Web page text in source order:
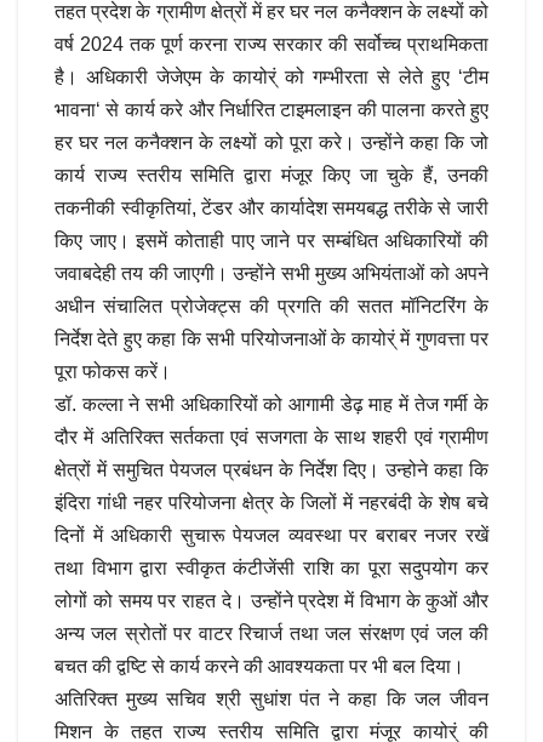
तहत प्रदेश के ग्रामीण क्षेत्रों में हर घर नल कनैक्शन के लक्ष्यों को
वर्ष 2024 तक पूर्ण करना राज्य सरकार की सर्वोच्च प्राथमिकता
है। अधिकारी जेजेएम के कायोर्ं को गम्भीरता से लेते हुए ‘टीम
भावना‘ से कार्य करे और निर्धारित टाइमलाइन की पालना करते हुए
हर घर नल कनैक्शन के लक्ष्यों को पूरा करे। उन्होंने कहा कि जो
कार्य राज्य स्तरीय समिति द्वारा मंजूर किए जा चुके हैं, उनकी
तकनीकी स्वीकृतियां, टेंडर और कार्यादेश समयबद्ध तरीके से जारी
किए जाए। इसमें कोताही पाए जाने पर सम्बंधित अधिकारियों की
जवाबदेही तय की जाएगी। उन्होंने सभी मुख्य अभियंताओं को अपने
अधीन संचालित प्रोजेक्ट्स की प्रगति की सतत मॉनिटरिंग के
निर्देश देते हुए कहा कि सभी परियोजनाओं के कायोर्ं में गुणवत्ता पर
पूरा फोकस करें।
डॉ. कल्ला ने सभी अधिकारियों को आगामी डेढ़ माह में तेज गर्मी के
दौर में अतिरिक्त सर्तकता एवं सजगता के साथ शहरी एवं ग्रामीण
क्षेत्रों में समुचित पेयजल प्रबंधन के निर्देश दिए। उन्होने कहा कि
इंदिरा गांधी नहर परियोजना क्षेत्र के जिलों में नहरबंदी के शेष बचे
दिनों में अधिकारी सुचारू पेयजल व्यवस्था पर बराबर नजर रखें
तथा विभाग द्वारा स्वीकृत कंटीजेंसी राशि का पूरा सदुपयोग कर
लोगों को समय पर राहत दे। उन्होंने प्रदेश में विभाग के कुओं और
अन्य जल स्रोतों पर वाटर रिचार्ज तथा जल संरक्षण एवं जल की
बचत की द्वष्टि से कार्य करने की आवश्यकता पर भी बल दिया।
अतिरिक्त मुख्य सचिव श्री सुधांश पंत ने कहा कि जल जीवन
मिशन के तहत राज्य स्तरीय समिति द्वारा मंजूर कायोर्ं की